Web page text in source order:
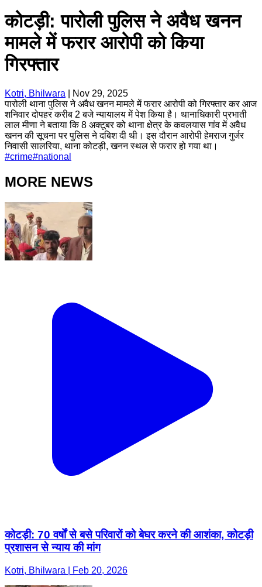
कोटड़ी: पारोली पुलिस ने अवैध खनन
मामले में फरार आरोपी को किया
गिरफ्तार
Kotri, Bhilwara
Nov 29, 2025
पारोली थाना पुलिस ने अवैध खनन मामले में फरार आरोपी को गिरफ्तार कर आज
शनिवार दोपहर करीब 2 बजे न्यायालय में पेश किया है। थानाधिकारी प्रभाती
लाल मीणा ने बताया कि 8 अक्टूबर को थाना क्षेत्र के कवलयास गांव में अवैध
खनन की सूचना पर पुलिस ने दबिश दी थी। इस दौरान आरोपी हेमराज गुर्जर
निवासी सालरिया, थाना कोटड़ी, खनन स्थल से फरार हो गया था।
#crime#national
MORE NEWS
कोटड़ी: 70 वर्षों से बसे परिवारों को बेघर करने की आशंका, कोटड़ी
प्रशासन से न्याय की मांग
Kotri, Bhilwara | Feb 20, 2026